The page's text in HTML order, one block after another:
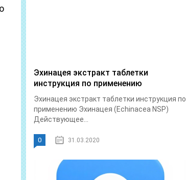
Эхинацея экстракт таблетки
инструкция по применению
Эхинацея экстракт таблетки инструкция по
применению Эхинацея (Echinacea NSP)
Действующее...
0 31.03.2020